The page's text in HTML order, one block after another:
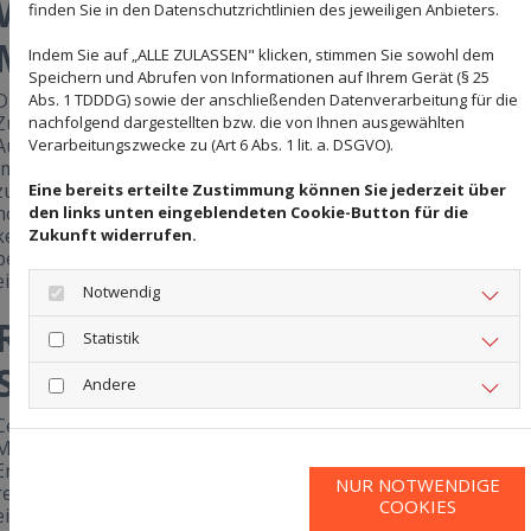
kostet das Polieren
Kosten richten sich nach der Größe der Fläche, dem
des Marmors und dem gewünschten Glanzgrad.
die Zugänglichkeit des Raumes sowie ein eventueller
wirken sich auf den Aufwand aus. Bei
Schleifbedarf kann der Preis entsprechend
liegen. Eine pauschale Preisangabe ersetzt jedoch
individuelle Begutachtung. Ceramica Modena
den Boden vor Ort und erstellt anschließend
transparente, verbindliche Einschätzung.
Erfahrung in
Modena ist Experte für dasPolieren von
mit unterschiedlichen Marmorarten und
Gebäudebeständen fließt in jede Begutachtung
Gerade in Südbaden, mit seinem hohen Anteil an
finden Sie in den Datenschutzrichtlinien des jeweiligen Anbieters.
Indem Sie auf „ALLE ZULASSEN" klicken, stimmen Sie sowohl dem
Speichern und Abrufen von Informationen auf Ihrem Gerät (§ 25
Abs. 1 TDDDG) sowie der anschließenden Datenverarbeitung für die
nachfolgend dargestellten bzw. die von Ihnen ausgewählten
Verarbeitungszwecke zu (Art 6 Abs. 1 lit. a. DSGVO).
Eine bereits erteilte Zustimmung können Sie jederzeit über
den links unten eingeblendeten Cookie-Button für die
Zukunft widerrufen.
Notwendig
Statistik
Andere
NUR NOTWENDIGE
COOKIES